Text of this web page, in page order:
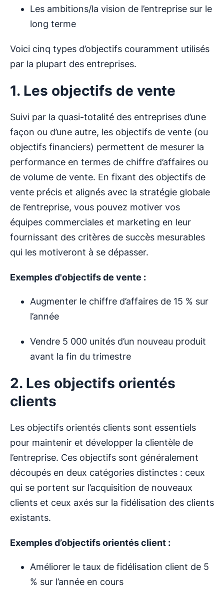
Les ambitions/la vision de l’entreprise sur le
long terme
Voici cinq types d’objectifs couramment utilisés
par la plupart des entreprises.
1. Les objectifs de vente
Suivi par la quasi-totalité des entreprises d’une
façon ou d’une autre, les objectifs de vente (ou
objectifs financiers) permettent de mesurer la
performance en termes de chiffre d’affaires ou
de volume de vente. En fixant des objectifs de
vente précis et alignés avec la stratégie globale
de l’entreprise, vous pouvez motiver vos
équipes commerciales et marketing en leur
fournissant des critères de succès mesurables
qui les motiveront à se dépasser.
Exemples d'objectifs de vente :
Augmenter le chiffre d’affaires de 15 % sur
l’année
Vendre 5 000 unités d’un nouveau produit
avant la fin du trimestre
2. Les objectifs orientés
clients
Les objectifs orientés clients sont essentiels
pour maintenir et développer la clientèle de
l’entreprise. Ces objectifs sont généralement
découpés en deux catégories distinctes : ceux
qui se portent sur l’acquisition de nouveaux
clients et ceux axés sur la fidélisation des clients
existants.
Exemples d’objectifs orientés client :
Améliorer le taux de fidélisation client de 5
% sur l’année en cours